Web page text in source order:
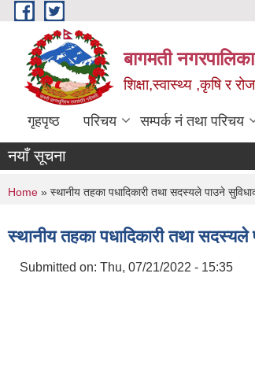
Skip to main content
बागमती
शिक्षा,स्वास्थ्य ,कृषि र
गृहपृष्ठ परिचय सम्पर्क नं तथा परिचय
नयाँ सूचना
You are here
Home » स्थानीय तहका पधादिकारी तथा सदस्यले पाउने
स्थानीय तहका पधादिकारी तथा सदस्यले
Submitted on: Thu, 07/21/2022 - 15:35